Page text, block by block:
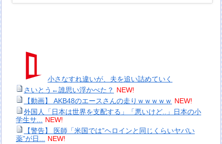
小さなすれ違いが、夫を追い詰めていく
さいとう←誰思い浮かべた？ NEW!
【動画】 AKB48のエースさんの走りｗｗｗｗｗ NEW!
外国人「日本は世界を支配する」「悪いけど..」日本の小
学生サ...
NEW!
【警告】 医師「米国では”ヘロインと同じくらいヤバい
薬”が日...
NEW!